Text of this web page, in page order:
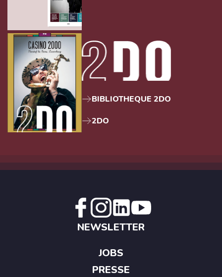
BIBLIOTHEQUE 2DO
2DO
NEWSLETTER
JOBS
PRESSE